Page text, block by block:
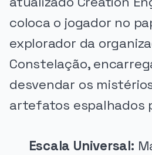
coloca o jogador no
explorador da
Constelação,
desvendar os
artefatos espalhados
Escala Universal: